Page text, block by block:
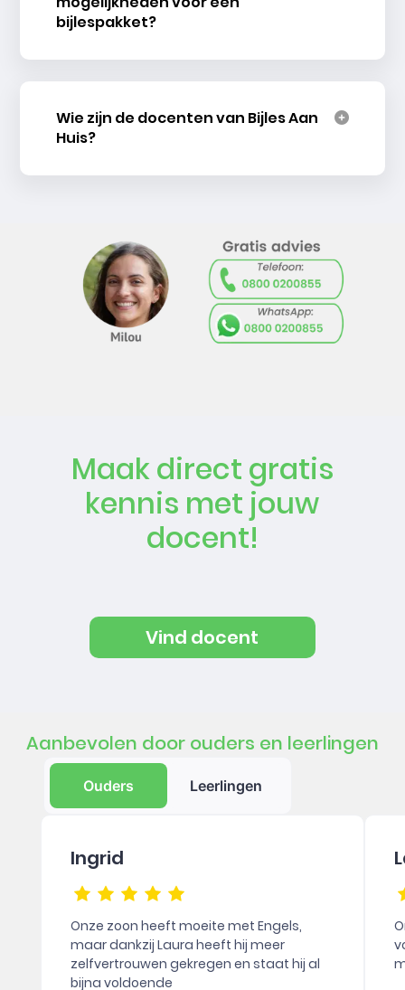
bijlespakket?
Wie zijn de docenten van Bijles Aan
Huis?
Maak direct gratis
kennis met jouw
docent!
Vind docent
Aanbevolen door ouders en leerlingen
Ouders Leerlingen
Ingrid
Onze zoon heeft moeite met Engels,
maar dankzij Laura heeft hij meer
zelfvertrouwen gekregen en staat hij al
bijna voldoende